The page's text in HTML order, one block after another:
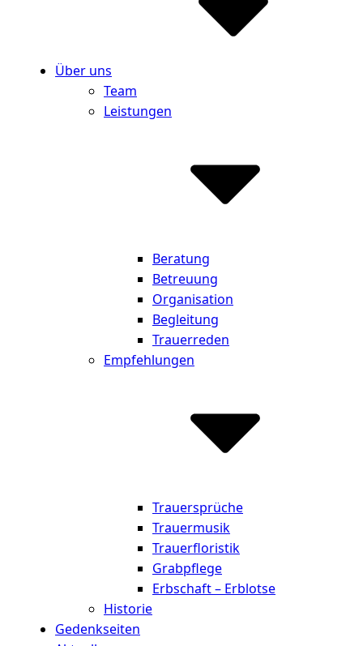
Über uns
Team
Leistungen
Beratung
Betreuung
Organisation
Begleitung
Trauerreden
Empfehlungen
Trauersprüche
Trauermusik
Trauerfloristik
Grabpflege
Erbschaft – Erblotse
Historie
Gedenkseiten